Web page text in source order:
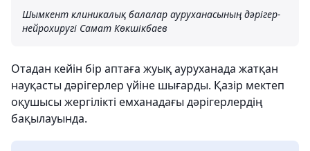
Шымкент клиникалық балалар ауруханасының дәрігер-
нейрохиругі Самат Көкшікбаев
Отадан кейін бір аптаға жуық ауруханада жатқан
науқасты дәрігерлер үйіне шығарды. Қазір мектеп
оқушысы жергілікті емханадағы дәрігерлердің
бақылауында.